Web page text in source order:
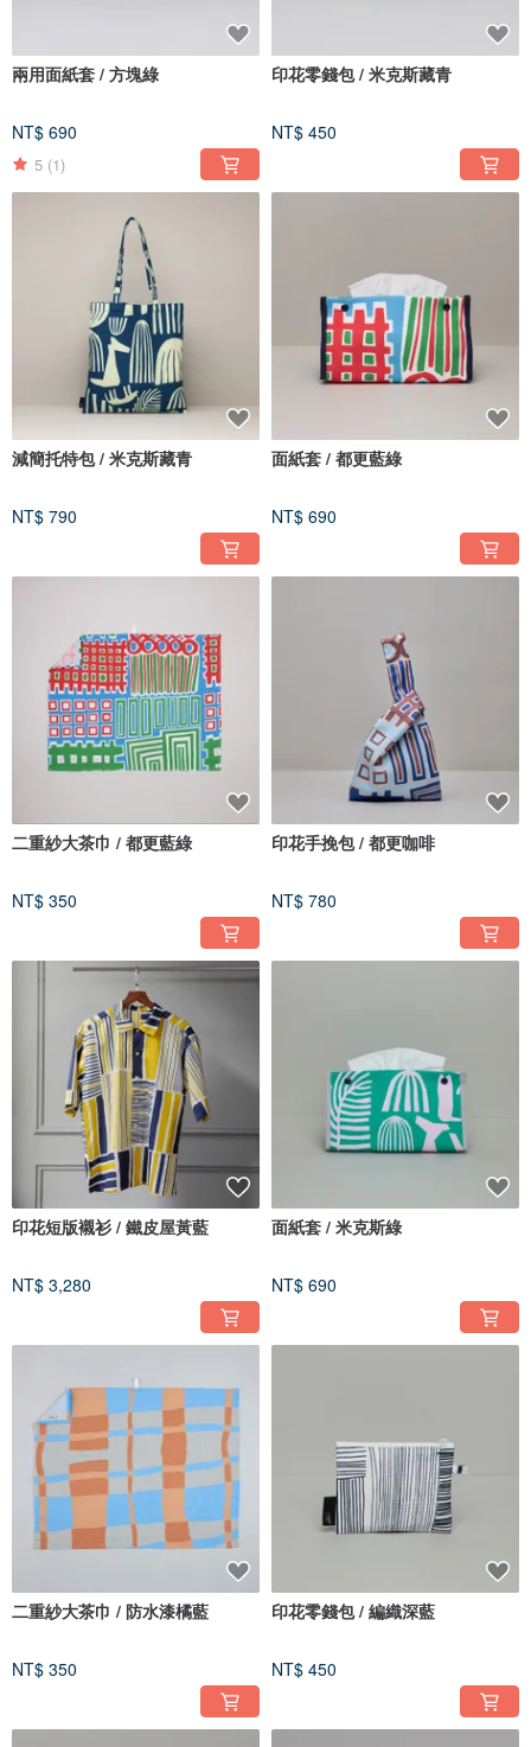
兩用面紙套 / 方塊綠
NT$ 690
5 (1)
印花零錢包 / 米克斯藏青
NT$ 450
減簡托特包 / 米克斯藏青
NT$ 790
面紙套 / 都更藍綠
NT$ 690
二重紗大茶巾 / 都更藍綠
NT$ 350
印花手挽包 / 都更咖啡
NT$ 780
印花短版襯衫 / 鐵皮屋黃藍
NT$ 3,280
面紙套 / 米克斯綠
NT$ 690
二重紗大茶巾 / 防水漆橘藍
NT$ 350
印花零錢包 / 編織深藍
NT$ 450